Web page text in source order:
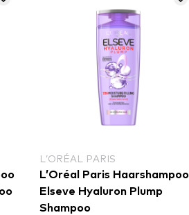
L’ORÉAL PARIS
L’Oréal Paris Haarshampoo
Elseve Hyaluron Plump
Shampoo